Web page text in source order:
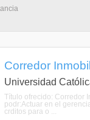
Corredor
Universidad
Título ofrecido: Corredor
podr:Actuar en el
crditos para o ...